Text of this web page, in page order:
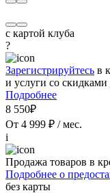
с картой клуба
?
Зарегистрируйтесь в
и услуги со скидками
Подробнее
8 550₽
От 4 999 ₽ / мес.
i
Продажа товаров в
Подробнее о
без карты